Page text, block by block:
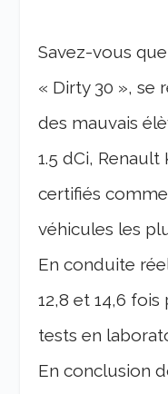
Savez-vous
« Dirty 30 », se
des mauvais
1.5 dCi, Renault
certifiés
véhicules les
En conduite
12,8 et 14,6
tests en
En conclusion